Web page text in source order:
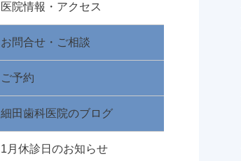
医院情報・アクセス
お問合せ・ご相談
ご予約
細田歯科医院のブログ
1月休診日のお知らせ